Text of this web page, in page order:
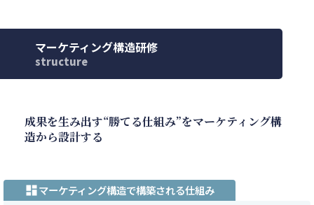
マーケティング構造研修
structure
成果を生み出す“勝てる仕組み”をマーケティング構
造から設計する
dashboardマーケティング構造で構築される仕組み